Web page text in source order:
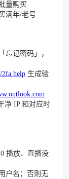
量购买
满年/老号
忘记密码」，
2fa.help 生成验
净 IP 和对应时
播放、直播没
户名；否则无